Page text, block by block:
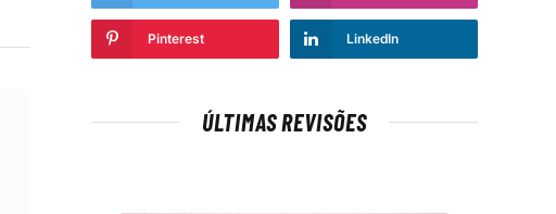
Pinterest LinkedIn
ÚLTIMAS REVISÕES